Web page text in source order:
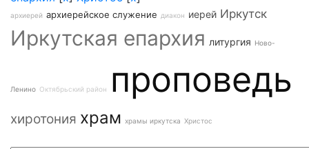
архиерей архиерейское служение диакон иерей Иркутск
Иркутская епархия литургия Ново-
Ленино Октябрьский район проповедь
хиротония храм храмы иркутска Христос